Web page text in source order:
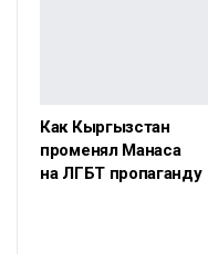
Как Кыргызстан
променял Манаса
на ЛГБТ пропаганду